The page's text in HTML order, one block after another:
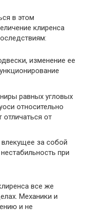
в этом
клиренса
изменение ее
равных угловых
относительно
отличаться от
за собой
при
все же
Механики и
и не